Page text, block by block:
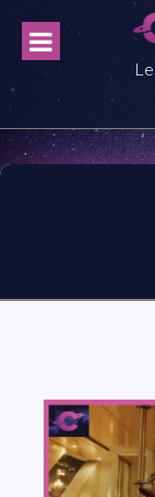
content